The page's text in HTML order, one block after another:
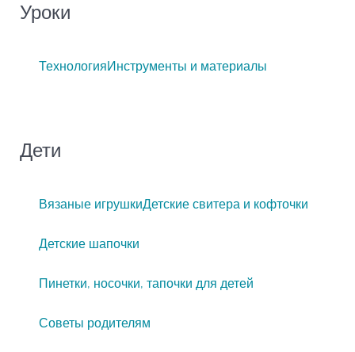
Уроки
ТехнологияИнструменты и материалы
Дети
Вязаные игрушкиДетские свитера и кофточки
Детские шапочки
Пинетки, носочки, тапочки для детей
Советы родителям